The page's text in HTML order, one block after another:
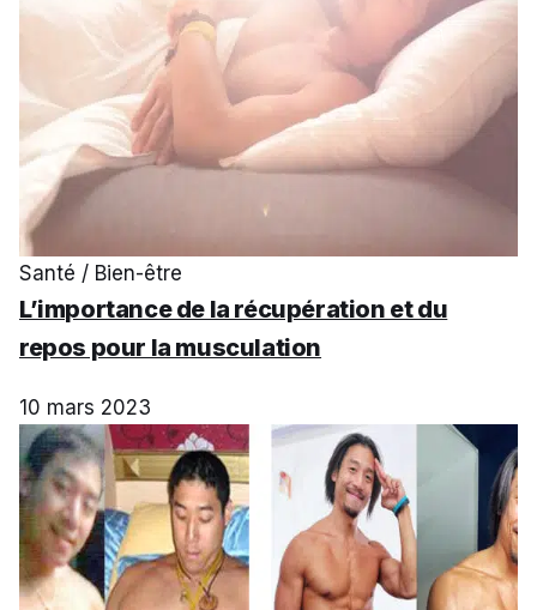
Santé / Bien-être
L’importance de la récupération et du
repos pour la musculation
10 mars 2023